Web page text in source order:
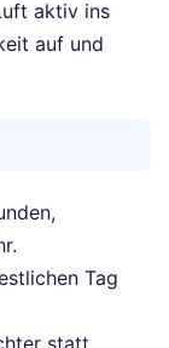
aktiv ins
auf und
Tag